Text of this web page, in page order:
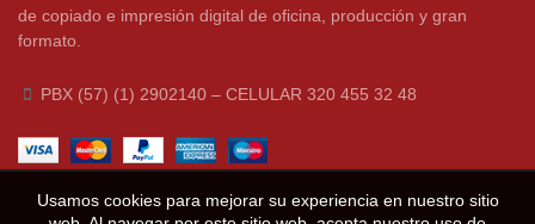
de copiado e impresión digital de oficina, producción y gran
formato.
PBX (57) (1) 2902140 – CELULAR 320 455 32 48
Usamos cookies para mejorar su experiencia en nuestro sitio